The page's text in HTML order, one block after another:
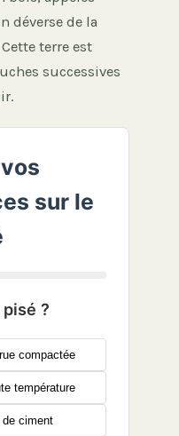
déverse de la
terre est
successives
sur le
?
compactée
température
de ciment